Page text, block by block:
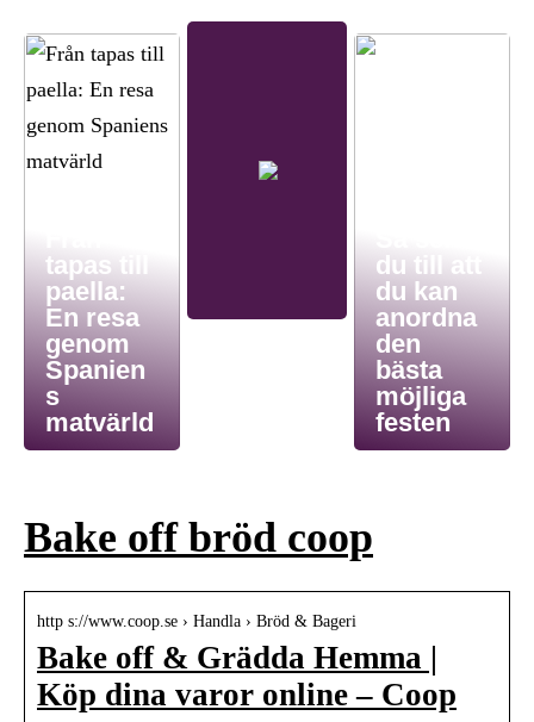
tapas till
paella:
En resa
genom
Spanien
s
matvärld
du till att
du kan
anordna
den
bästa
möjliga
festen
Bake off bröd coop
http s://www.coop.se › Handla › Bröd & Bageri
Bake off & Grädda Hemma |
Köp dina varor online – Coop